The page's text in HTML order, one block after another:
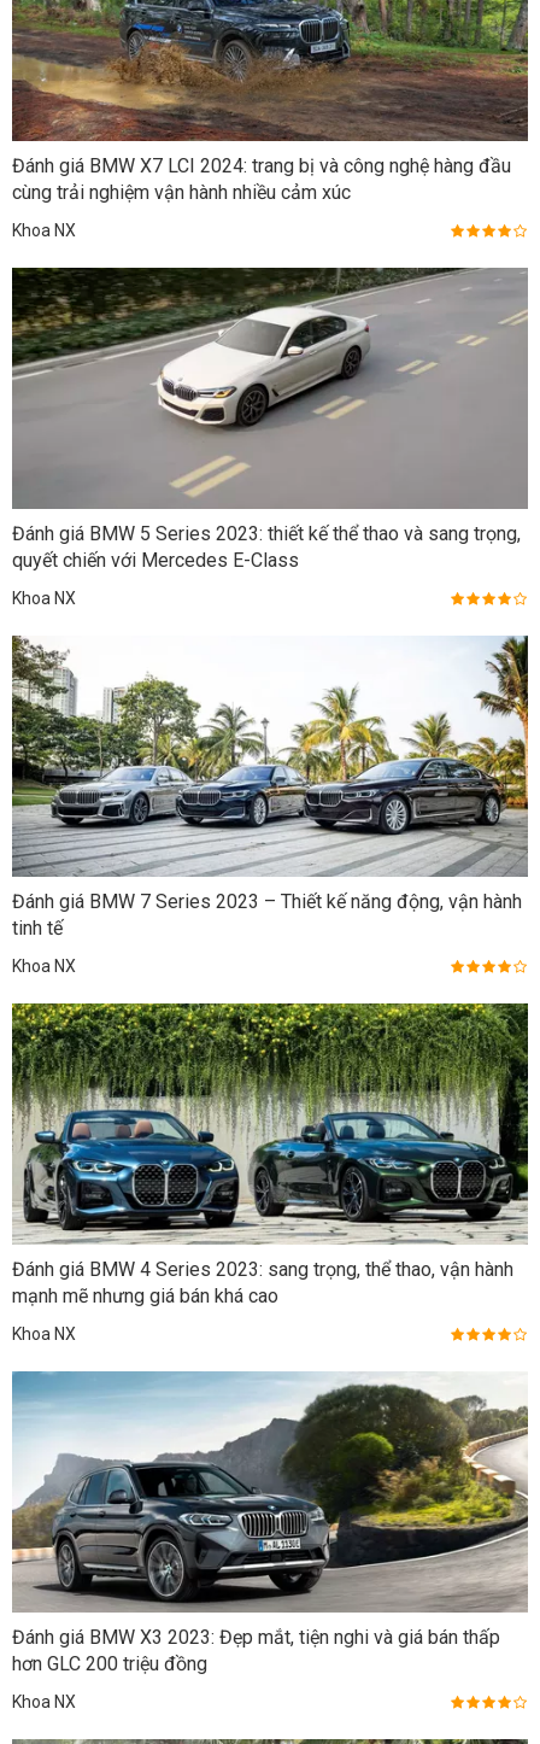
Đánh giá BMW X7 LCI 2024: trang bị và công nghệ hàng đầu
cùng trải nghiệm vận hành nhiều cảm xúc
Khoa NX
Đánh giá BMW 5 Series 2023: thiết kế thể thao và sang trọng,
quyết chiến với Mercedes E-Class
Khoa NX
Đánh giá BMW 7 Series 2023 – Thiết kế năng động, vận hành
tinh tế
Khoa NX
Đánh giá BMW 4 Series 2023: sang trọng, thể thao, vận hành
mạnh mẽ nhưng giá bán khá cao
Khoa NX
Đánh giá BMW X3 2023: Đẹp mắt, tiện nghi và giá bán thấp
hơn GLC 200 triệu đồng
Khoa NX